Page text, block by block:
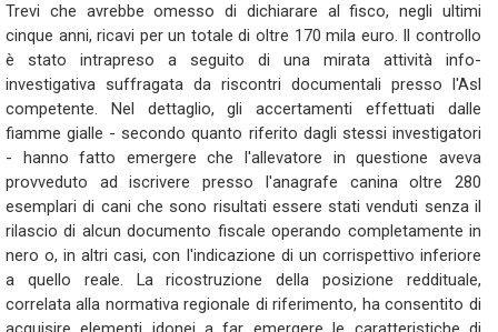
Trevi che avrebbe omesso di dichiarare al fisco, negli ultimi
cinque anni, ricavi per un totale di oltre 170 mila euro. Il controllo
è stato intrapreso a seguito di una mirata attività info-
investigativa suffragata da riscontri documentali presso l'Asl
competente. Nel dettaglio, gli accertamenti effettuati dalle
fiamme gialle - secondo quanto riferito dagli stessi investigatori
- hanno fatto emergere che l'allevatore in questione aveva
provveduto ad iscrivere presso l'anagrafe canina oltre 280
esemplari di cani che sono risultati essere stati venduti senza il
rilascio di alcun documento fiscale operando completamente in
nero o, in altri casi, con l'indicazione di un corrispettivo inferiore
a quello reale. La ricostruzione della posizione reddituale,
correlata alla normativa regionale di riferimento, ha consentito di